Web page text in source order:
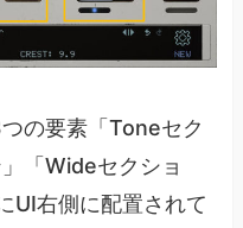
の要素「Toneセク
「Wideセクショ
UI右側に配置されて